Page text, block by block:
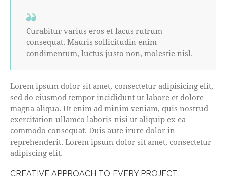
Curabitur varius eros et lacus rutrum
consequat. Mauris sollicitudin enim
condimentum, luctus justo non, molestie nisl.
Lorem ipsum dolor sit amet, consectetur adipisicing elit,
sed do eiusmod tempor incididunt ut labore et dolore
magna aliqua. Ut enim ad minim veniam, quis nostrud
exercitation ullamco laboris nisi ut aliquip ex ea
commodo consequat. Duis aute irure dolor in
reprehenderit. Lorem ipsum dolor sit amet, consectetur
adipiscing elit.
CREATIVE APPROACH TO EVERY PROJECT